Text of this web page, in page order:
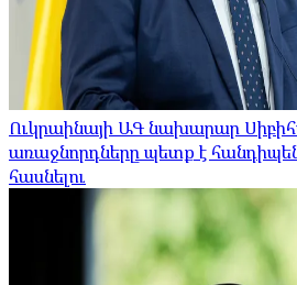
Ուկրաինայի ԱԳ նախարար
առաջնորդները պետք է
հասնելու